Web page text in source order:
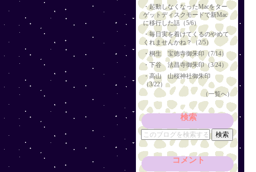
・起動しなくなったMacをター
ゲットディスクモードで新Mac
に移行した話（5/6）
・毎日実を着けてくるのやめて
くれませんかね？（2/5）
・桐生 宝徳寺御朱印（7/14）
・下谷 法昌寺御朱印（3/24）
・高山 山桜神社御朱印
（3/22）
（一覧へ）
検索
コメント